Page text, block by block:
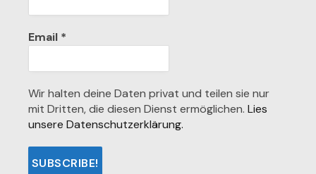
Email *
Wir halten deine Daten privat und teilen sie nur
mit Dritten, die diesen Dienst ermöglichen. Lies
unsere Datenschutzerklärung.